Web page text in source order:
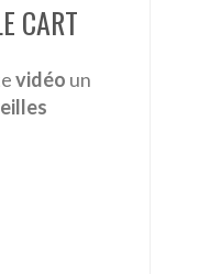
CART
vidéo un